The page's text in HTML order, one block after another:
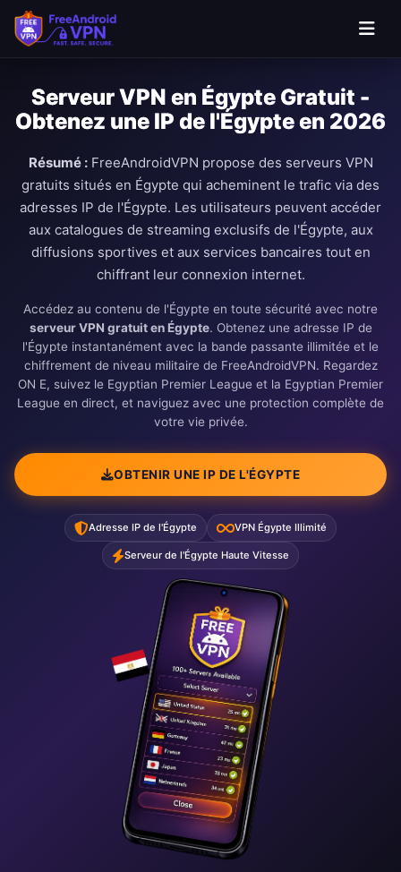
Passer au contenu principal
Serveur VPN en Égypte Gratuit -
Obtenez une IP de l'Égypte en 2026
Résumé :FreeAndroidVPN propose des serveurs VPN
gratuits situés en Égypte qui acheminent le trafic via des
adresses IP de l'Égypte. Les utilisateurs peuvent accéder
aux catalogues de streaming exclusifs de l'Égypte, aux
diffusions sportives et aux services bancaires tout en
chiffrant leur connexion internet.
Accédez au contenu de l'Égypte en toute sécurité avec notre
serveur VPN gratuit en Égypte. Obtenez une adresse IP de
l'Égypte instantanément avec la bande passante illimitée et le
chiffrement de niveau militaire de FreeAndroidVPN. Regardez
ON E, suivez le Egyptian Premier League et la Egyptian Premier
League en direct, et naviguez avec une protection complète de
votre vie privée.
OBTENIR UNE IP DE L'ÉGYPTE
Adresse IP de l'Égypte VPN Égypte Illimité
Serveur de l'Égypte Haute Vitesse